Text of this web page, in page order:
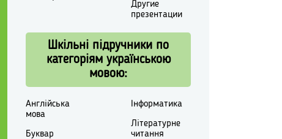
Другие
презентации
Шкільні підручники по
категоріям українською
мовою:
Англійська
мова
Буквар
Інформатика
Літературне
читання